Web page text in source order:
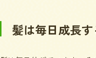
髪は毎日成長す